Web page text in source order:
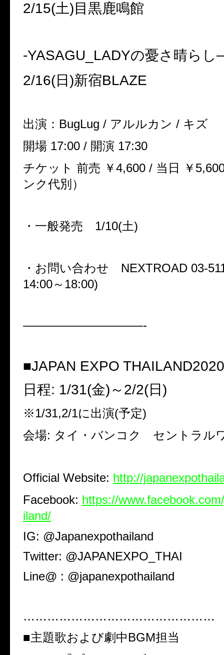
2/15(土) 目黒鹿鳴館
-YASAGU_LADYの憂さ晴らし
2/16(日 )新宿BLAZE
出演： BugLug / アルルカン / キズ
開場 17:00 / 開演 17:30
チケット 前売 ￥4,600 / 当日 ￥
ンク代別）
・一般発売 1/10(土)
・お問い合わせ NEXTROAD 03-
14:00～ 18:00)
——————————-
■JAPAN EXPO THAILAND2020
日程: 1/31(金)～ 2/2(日 )
※1/31,2/1に出演(予定)
会場: タイ・バンコク セントラル
Official Website: http://
Facebook: https://
iland/
IG: @Japanexpothailand
Twitter: @JAPANEXPO_THAI
Line@ : @japanexpothailand
…………………………………………
■主題歌および劇中BGM担当